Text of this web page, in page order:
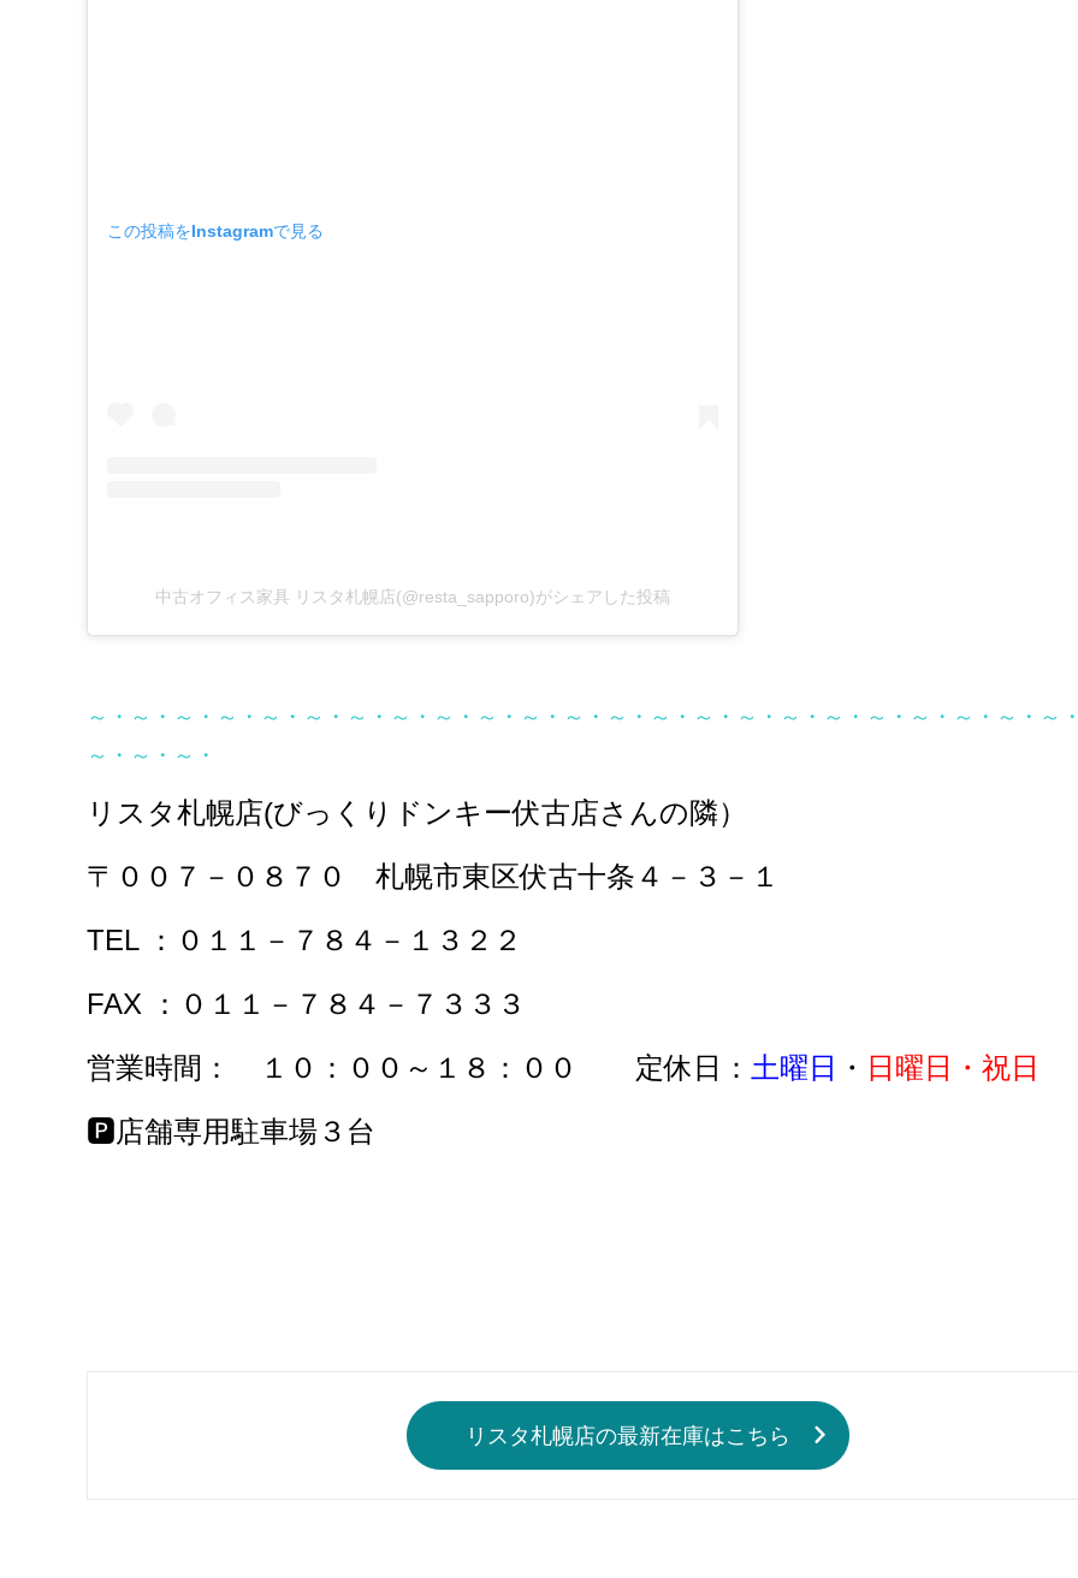
この投稿をInstagramで見る
中古オフィス家具 リスタ札幌店(@resta_sapporo)がシェアした投稿
～・～・～・～・～・～・～・～・～・～・～・～・～・～・～・～・～・～・～・～・～・～・～
～・～・～・
リスタ札幌店(びっくりドンキー伏古店さんの隣）
〒００７－０８７０ 札幌市東区伏古十条４－３－１
TEL ：０１１－７８４－１３２２
FAX ：０１１－７８４－７３３
営業時間： １０：００～１８：００ 定休日： 土曜日 ・ 日曜日・祝日
🅿店舗専用駐車場３台
リスタ札幌店の最新在庫はこちら